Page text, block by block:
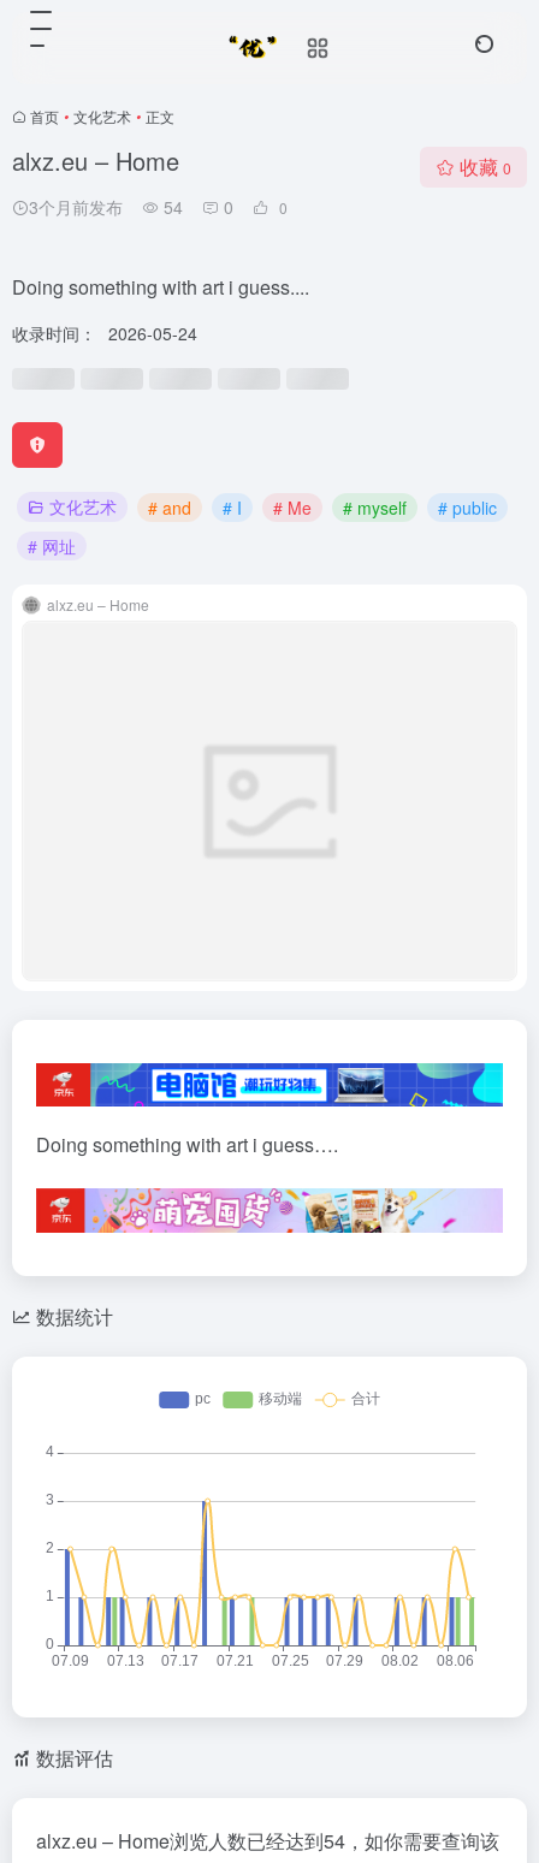
首页 • 文化艺术 • 正文
alxz.eu – Home
3个月前发布 54 0 0
收藏 0
Doing something with art i guess....
收录时间： 2026-05-24
文化艺术 # and # I # Me # myself
# public
# 网址
alxz.eu – Home
Doing something with art i guess….
数据统计
数据评估
alxz.eu – Home浏览人数已经达到54，如你需要查询该